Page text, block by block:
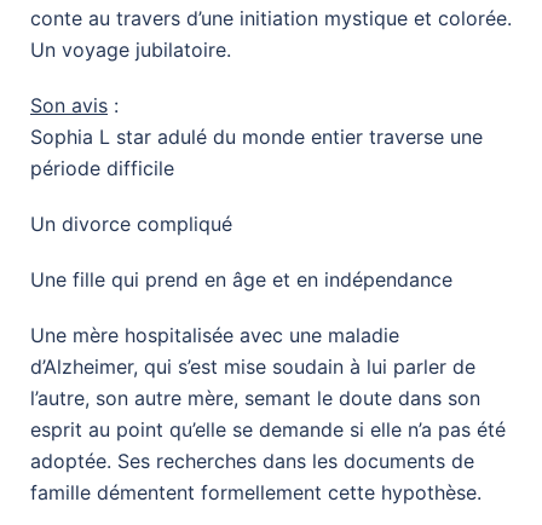
conte au travers d’une initiation mystique et colorée.
Un voyage jubilatoire.
Son avis :
Sophia L star adulé du monde entier traverse une
période difficile
​Un divorce compliqué
​Une fille qui prend en âge et en indépendance
​Une mère hospitalisée avec une maladie
d’Alzheimer, qui s’est mise soudain à lui parler de
l’autre, son autre mère, semant le doute dans son
esprit au point qu’elle se demande si elle n’a pas été
adoptée. Ses recherches dans les documents de
famille démentent formellement cette hypothèse.